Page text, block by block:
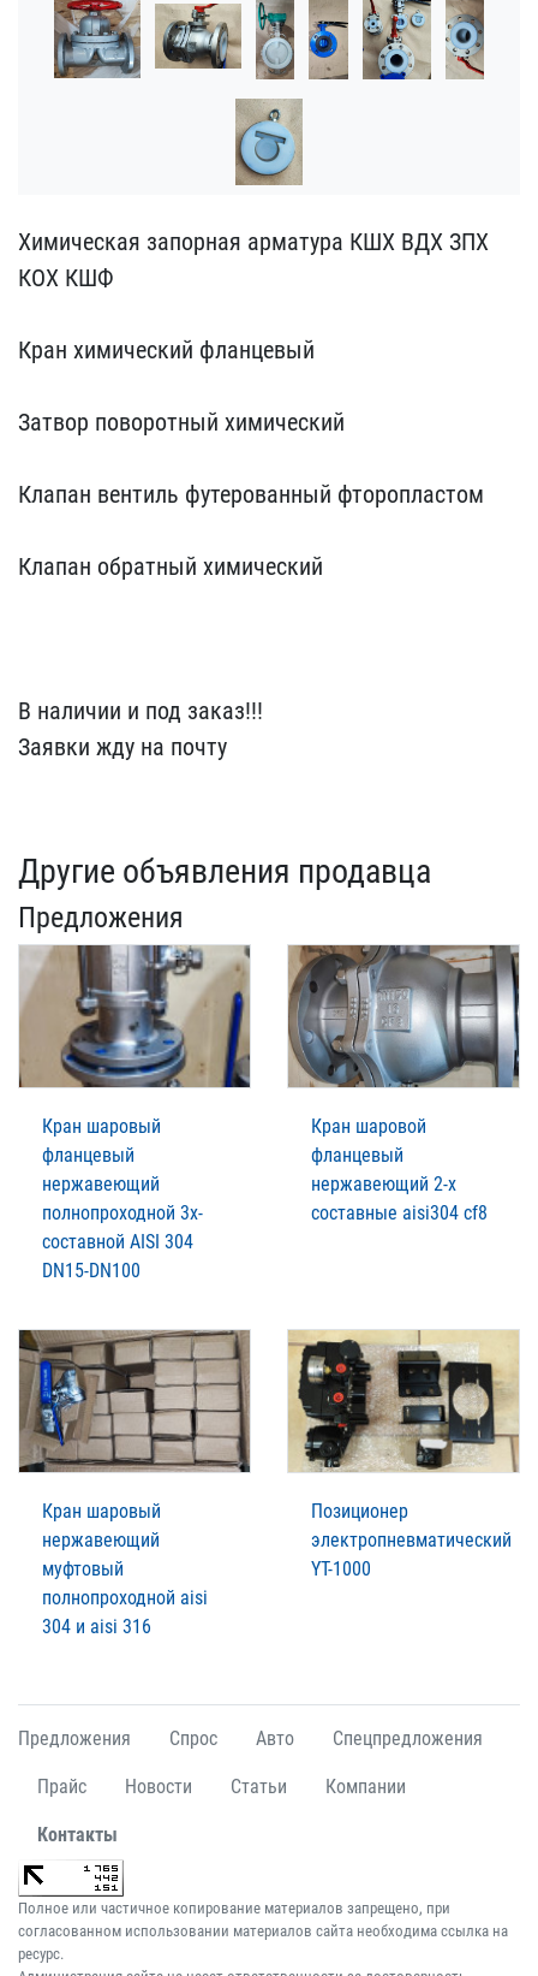
Химическая запорная арма​тура КШХ ВДХ ЗПХ
КОХ КШФ​
Кран химический фланц​евый
Затвор поворотный​ химический
Клапан вен​тиль футерованный фтороп​ластом
Клапан обратный​ химический
В наличии​ и под заказ!!!
Заявки ж​ду на почту
Другие объявления продавца
Предложения
Кран шаровый
фланцевый
нержавеющий
полнопроходной 3х-
составной AISI 304
DN15-DN100
Кран шаровой
фланцевый
нержавеющий 2-х
составные aisi304 cf8
Кран шаровый
нержавеющий
муфтовый
полнопроходной aisi
304 и aisi 316
Позиционер
электропневматический
YT-1000
Предложения Спрос Авто Спецпредложения
Прайс Новости Статьи Компании
Контакты
Полное или частичное копирование материалов запрещено, при
согласованном использовании материалов сайта необходима ссылка на
ресурс.